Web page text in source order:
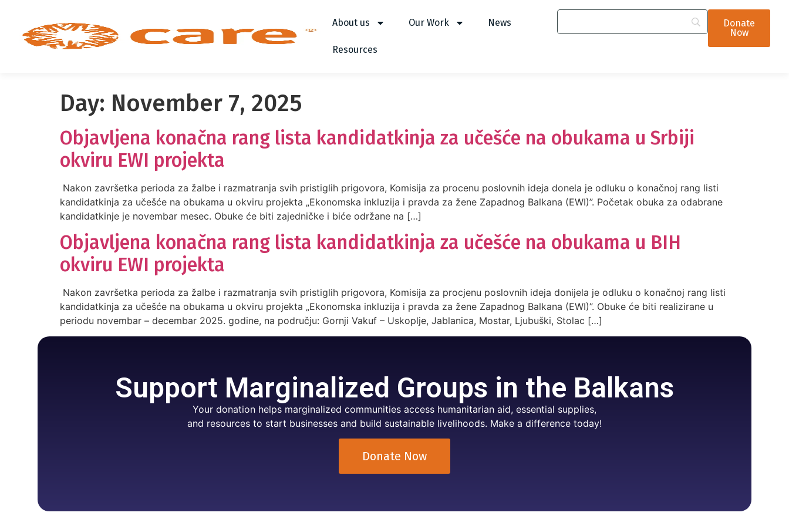
About us Our Work News
Resources
Donate
Now
Day: November 7, 2025
Objavljena konačna rang lista kandidatkinja za učešće na obukama u Srbiji
okviru EWI projekta
Nakon završetka perioda za žalbe i razmatranja svih pristiglih prigovora, Komisija za procenu poslovnih ideja donela je odluku o konačnoj rang listi
kandidatkinja za učešće na obukama u okviru projekta „Ekonomska inkluzija i pravda za žene Zapadnog Balkana (EWI)”. Početak obuka za odabrane
kandidatkinje je novembar mesec. Obuke će biti zajedničke i biće održane na […]
Objavljena konačna rang lista kandidatkinja za učešće na obukama u BIH
okviru EWI projekta
Nakon završetka perioda za žalbe i razmatranja svih pristiglih prigovora, Komisija za procjenu poslovnih ideja donijela je odluku o konačnoj rang listi
kandidatkinja za učešće na obukama u okviru projekta „Ekonomska inkluzija i pravda za žene Zapadnog Balkana (EWI)”. Obuke će biti realizirane u
periodu novembar – decembar 2025. godine, na području: Gornji Vakuf – Uskoplje, Jablanica, Mostar, Ljubuški, Stolac […]
Support Marginalized Groups in the Balkans
Your donation helps marginalized communities access humanitarian aid, essential supplies,
and resources to start businesses and build sustainable livelihoods. Make a difference today!
Donate Now